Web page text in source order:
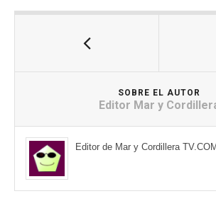
SOBRE EL AUTOR
Editor Mar y
Editor de Mar y Cordillera TV.COM